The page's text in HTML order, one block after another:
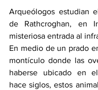
Arqueólogos estudian
de Rathcroghan, en
misteriosa entrada al
En medio de un prado
montículo donde las
haberse ubicado en
hace siglos, estos